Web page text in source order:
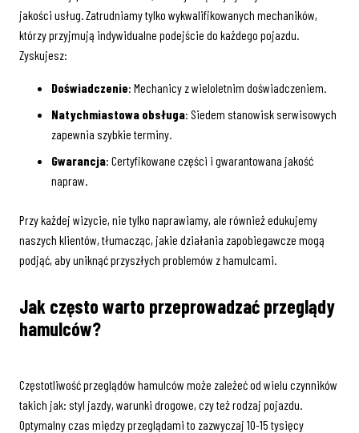
jakości usług. Zatrudniamy tylko wykwalifikowanych mechaników,
którzy przyjmują indywidualne podejście do każdego pojazdu.
Zyskujesz:
Doświadczenie: Mechanicy z wieloletnim doświadczeniem.
Natychmiastowa obsługa: Siedem stanowisk serwisowych
zapewnia szybkie terminy.
Gwarancja: Certyfikowane części i gwarantowana jakość
napraw.
Przy każdej wizycie, nie tylko naprawiamy, ale również edukujemy
naszych klientów, tłumacząc, jakie działania zapobiegawcze mogą
podjąć, aby uniknąć przyszłych problemów z hamulcami.
Jak często warto przeprowadzać przeglądy
hamulców?
Częstotliwość przeglądów hamulców może zależeć od wielu czynników
takich jak: styl jazdy, warunki drogowe, czy też rodzaj pojazdu.
Optymalny czas między przeglądami to zazwyczaj 10-15 tysięcy